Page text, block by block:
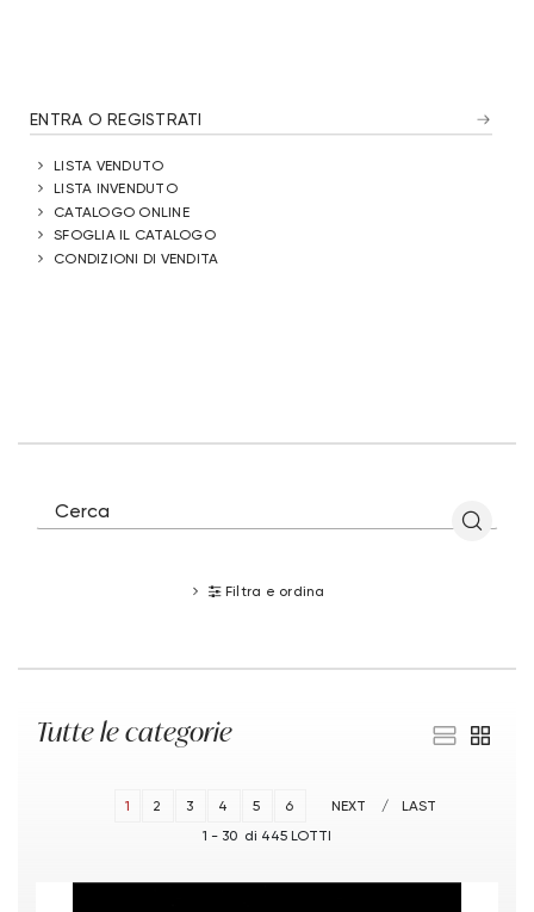
ENTRA O REGISTRATI
LISTA VENDUTO
LISTA INVENDUTO
CATALOGO ONLINE
SFOGLIA IL CATALOGO
CONDIZIONI DI VENDITA
Filtra e ordina
Tutte le categorie
1 - 30 di 445 LOTTI
1 2 3 4 5 6 NEXT LAST